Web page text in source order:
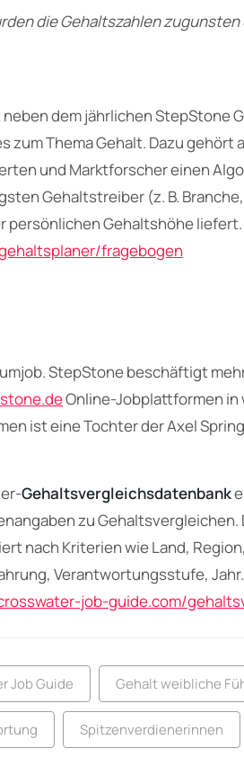
die Gehaltszahlen
dem jährlichen StepStone
zum Thema Gehalt. Dazu gehört
und Marktforscher einen
Gehaltstreiber (z. B.
persönlichen Gehaltshöhe
fragebogen
StepStone beschäftigt
Online-Jobplattformen in
ist eine Tochter der Axel
Gehaltsvergleichsdatenbank
zu Gehaltsvergleichen.
nach Kriterien wie Land,
Verantwortungsstufe, Jahr.
job-guide.com/
Job Guide Gehalt weibliche
Spitzenverdienerinnen